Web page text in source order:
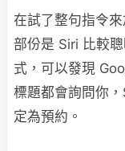
在試了整句指令
部份是 Siri 比較
式，可以發現
標題都會詢問你
定為預約。